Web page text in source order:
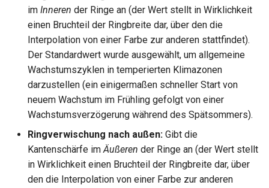
im Inneren der Ringe an (der Wert stellt in Wirklichkeit
einen Bruchteil der Ringbreite dar, über den die
Interpolation von einer Farbe zur anderen stattfindet).
Der Standardwert wurde ausgewählt, um allgemeine
Wachstumszyklen in temperierten Klimazonen
darzustellen (ein einigermaßen schneller Start von
neuem Wachstum im Frühling gefolgt von einer
Wachstumsverzögerung während des Spätsommers).
Ringverwischung nach außen: Gibt die
Kantenschärfe imÄußeren der Ringe an (der Wert stellt
in Wirklichkeit einen Bruchteil der Ringbreite dar, über
den die Interpolation von einer Farbe zur anderen